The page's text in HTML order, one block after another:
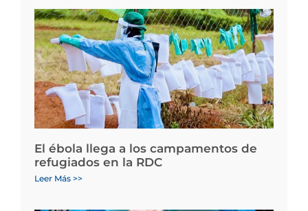
El ébola llega a los campamentos de
refugiados en la RDC
Leer Más >>